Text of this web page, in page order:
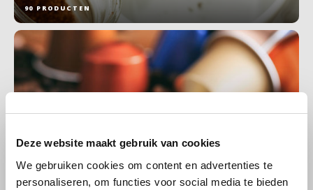
Deze website maakt gebruik van cookies
We gebruiken cookies om content en advertenties te
personaliseren, om functies voor social media te bieden
Käfer
Lavazza
Lazarro
90 PRODUCTEN